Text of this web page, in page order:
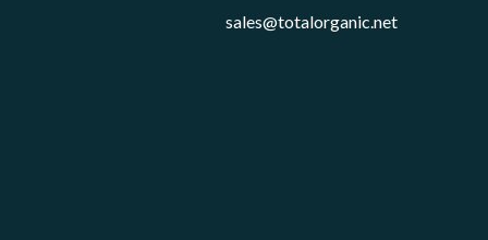
sales@totalorganic.net